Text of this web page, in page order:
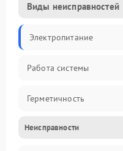
Виды неисправностей
Электропитание
Работа системы
Герметичность
Механика
Неисправности